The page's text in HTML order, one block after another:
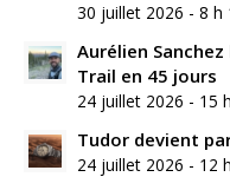
30 juillet 2026 - 8 h
Aurélien
Trail en 45 jours
24 juillet 2026 - 15
Tudor devient
24 juillet 2026 - 12